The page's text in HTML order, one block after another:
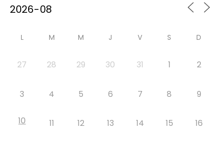
L M M J V S D
27 28 29 30 31 1 2
3 4 5 6 7 8 9
10 11 12 13 14 15 16